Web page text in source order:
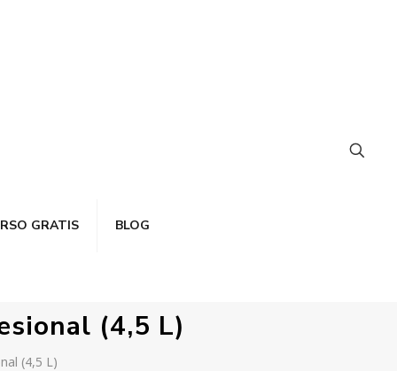
GRATIS BLOG
(4,5 L)
(4,5 L)